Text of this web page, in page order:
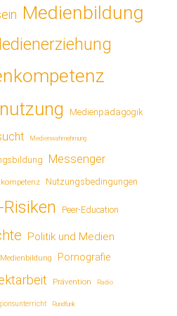
Medienbildung
Medienpädagogik
Medienwahrnehmung
Messenger
Nutzungsbedingungen
Peer-Education
Politik und Medien
Pornografie
Prävention Radio
Rundfunk